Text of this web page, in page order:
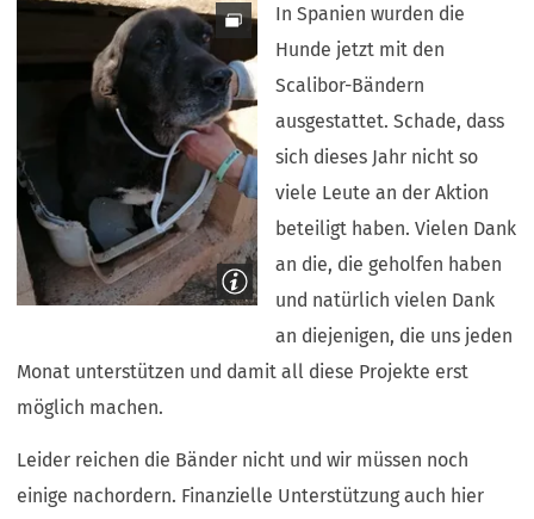
In Spanien wurden die
Hunde jetzt mit den
Scalibor-Bändern
ausgestattet. Schade, dass
sich dieses Jahr nicht so
viele Leute an der Aktion
beteiligt haben. Vielen Dank
an die, die geholfen haben
und natürlich vielen Dank
an diejenigen, die uns jeden
Monat unterstützen und damit all diese Projekte erst
möglich machen.
Leider reichen die Bänder nicht und wir müssen noch
einige nachordern. Finanzielle Unterstützung auch hier